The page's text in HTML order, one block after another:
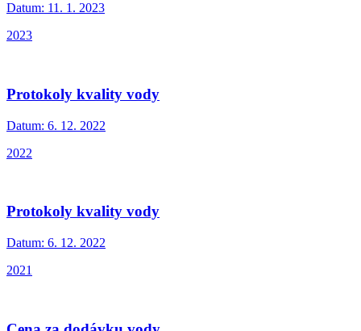
Datum: 11. 1. 2023
2023
Protokoly kvality vody
Datum: 6. 12. 2022
2022
Protokoly kvality vody
Datum: 6. 12. 2022
2021